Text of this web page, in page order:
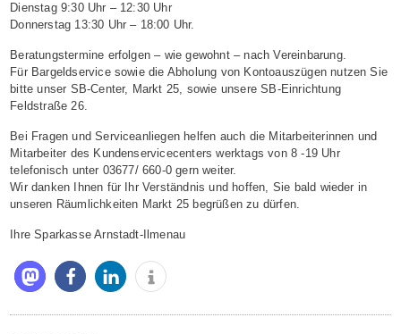
Dienstag 9:30 Uhr – 12:30 Uhr
Donnerstag 13:30 Uhr – 18:00 Uhr.
Beratungstermine erfolgen – wie gewohnt – nach Vereinbarung.
Für Bargeldservice sowie die Abholung von Kontoauszügen nutzen Sie
bitte unser SB-Center, Markt 25, sowie unsere SB-Einrichtung
Feldstraße 26.
Bei Fragen und Serviceanliegen helfen auch die Mitarbeiterinnen und
Mitarbeiter des Kundenservicecenters werktags von 8 -19 Uhr
telefonisch unter 03677/ 660-0 gern weiter.
Wir danken Ihnen für Ihr Verständnis und hoffen, Sie bald wieder in
unseren Räumlichkeiten Markt 25 begrüßen zu dürfen.
Ihre Sparkasse Arnstadt-Ilmenau